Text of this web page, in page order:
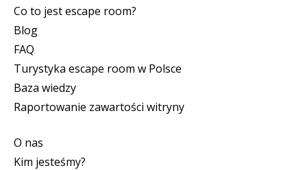
Co to jest escape room?
Blog
FAQ
Turystyka escape room w Polsce
Baza wiedzy
Raportowanie zawartości witryny
O nas
Kim jesteśmy?